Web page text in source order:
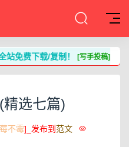
全站免费下载/复制！[写手投稿]
选七篇)
不霉]_发布到 范文